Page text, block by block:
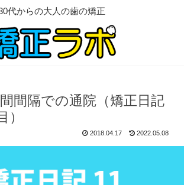
代からの大人の歯の矯正
間隔での通院（矯正日記
）
2018.04.17 2022.05.08